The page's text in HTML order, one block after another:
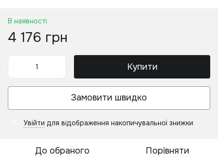
В наявності
4 176 грн
Купити
Замовити швидко
Увійти для відображення накопичувальної знижки
До обраного Порівняти